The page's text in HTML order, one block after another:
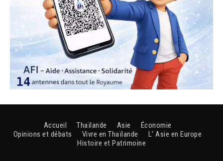
Accueil Thaïlande Asie
Économie
Opinions et débats
Vivre en Thaïlande
L’ Asie en Europe
Histoire et Patrimoine